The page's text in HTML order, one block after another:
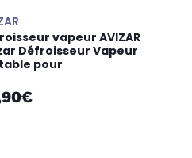
vapeur AVIZAR
Défroisseur Vapeur
pour